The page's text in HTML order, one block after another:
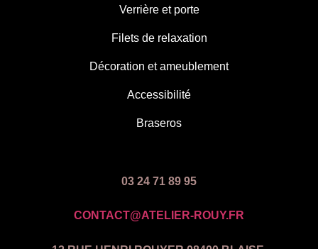
Verrière et porte
Filets de relaxation
Décoration et ameublement
Accessibilité
Braseros
03 24 71 89 95
CONTACT@ATELIER-ROUY.FR